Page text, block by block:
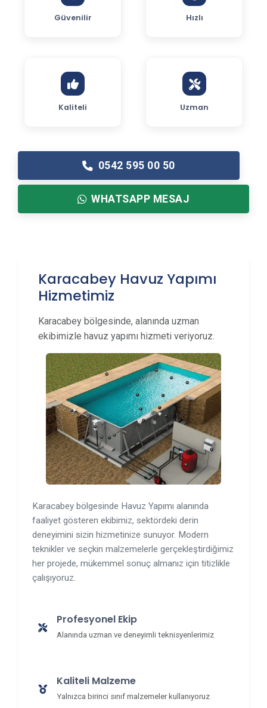
Güvenilir Hızlı
Kaliteli Uzman
0542 595 00 50
WHATSAPP MESAJ
Karacabey Havuz Yapımı
Hizmetimiz
Karacabey bölgesinde, alanında uzman
ekibimizle havuz yapımı hizmeti veriyoruz.
Karacabey bölgesinde Havuz Yapımı alanında
faaliyet gösteren ekibimiz, sektördeki derin
deneyimini sizin hizmetinize sunuyor. Modern
teknikler ve seçkin malzemelerle gerçekleştirdiğimiz
her projede, mükemmel sonuç almanız için titizlikle
çalışıyoruz.
Profesyonel Ekip
Alanında uzman ve deneyimli teknisyenlerimiz
Kaliteli Malzeme
Yalnızca birinci sınıf malzemeler kullanıyoruz